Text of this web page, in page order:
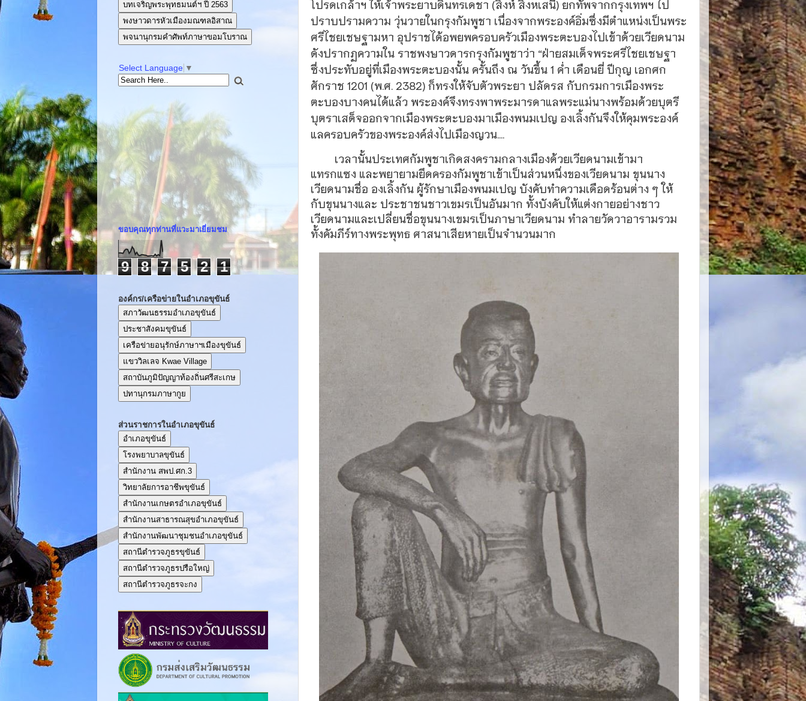
โปรดเกล้าฯ ให้เจ้าพระยาบดินทรเดชา (สิงห์ สิงหเสนี) ยกทัพจากกรุงเทพฯ ไป
ปราบปรามความ วุ่นวายในกรุงกัมพูชา เนื่องจากพระองค์อิ่มซึ่งมีตำแหน่งเป็นพระ
ศรีไชยเชษฐามหา อุปราชได้อพยพครอบครัวเมืองพระตะบองไปเข้าด้วยเวียดนาม
ดังปรากฏความใน ราชพงษาวดารกรุงกัมพูชาว่า “ฝ่ายสมเด็จพระศรีไชยเชษฐา
ซึ่งประทับอยู่ที่เมืองพระตะบองนั้น ครั้นถึง ณ วันขึ้น 1 ค่ำ เดือนยี่ ปีกุญ เอกศก
ศักราช 1201 (พ.ศ. 2382) ก็ทรงให้จับตัวพระยา ปลัดรส กับกรมการเมืองพระ
ตะบองบางคนได้แล้ว พระองค์จึงทรงพาพระมารดาแลพระแม่นางพร้อมด้วยบุตรี
บุตราเสด็จออกจากเมืองพระตะบองมาเมืองพนมเปญ องเลิ้งกันจึงให้คุมพระองค์
แลครอบครัวของพระองค์ส่งไปเมืองญวน....
เวลานั้นประเทศกัมพูชาเกิดสงครามกลางเมืองด้วยเวียดนามเข้ามา
แทรกแซง และพยายามยึดครองกัมพูชาเข้าเป็นส่วนหนึ่งของเวียดนาม ขุนนาง
เวียดนามชื่อ องเลิ้งกัน ผู้รักษาเมืองพนมเปญ บังคับทำความเดือดร้อนต่าง ๆ ให้
กับขุนนางและ ประชาชนชาวเขมรเป็นอันมาก ทั้งบังคับให้แต่งกายอย่างชาว
เวียดนามและเปลี่ยนชื่อขุนนางเขมรเป็นภาษาเวียดนาม ทำลายวัดวาอารามรวม
ทั้งคัมภีร์ทางพระพุทธ ศาสนาเสียหายเป็นจำนวนมาก
บทเจริญพระพุทธมนต์ฯ ปี 2563
พงษาวดารหัวเมืองมณฑลอิสาณ
พจนานุกรมคำศัพท์ภาษาขอมโบราณ
Select Language ▼
ขอบคุณทุกท่านที่แวะมาเยี่ยมชม
9 8 7 5 2 1
องค์กร/เครือข่ายในอำเภอขุขันธ์
สภาวัฒนธรรมอำเภอขุขันธ์
ประชาสังคมขุขันธ์
เครือข่ายอนุรักษ์ภาษาฯเมืองขุขันธ์
แขววิลเลจ Kwae Village
สถาบันภูมิปัญญาท้องถิ่นศรีสะเกษ
ปทานุกรมภาษากูย
ส่วนราชการในอำเภอขุขันธ์
อำเภอขุขันธ์
โรงพยาบาลขุขันธ์
สำนักงาน สพป.ศก.3
วิทยาลัยการอาชีพขุขันธ์
สำนักงานเกษตรอำเภอขุขันธ์
สำนักงานสาธารณสุขอำเภอขุขันธ์
สำนักงานพัฒนาชุมชนอำเภอขุขันธ์
สถานีตำรวจภูธรขุขันธ์
สถานีตำรวจภูธรปรือใหญ่
สถานีตำรวจภูธรจะกง